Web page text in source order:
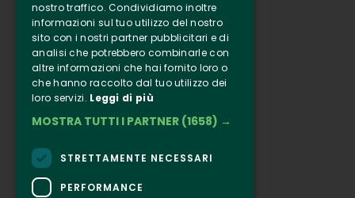
Clappit
Informazione
Seguici
Instagram
nostro traffico. Condividiamo inoltre
informazioni sul tuo utilizzo del nostro
sito con i nostri partner pubblicitari e di
analisi che potrebbero combinarle con
altre informazioni che hai fornito loro o
che hanno raccolto dal tuo utilizzo dei
loro servizi. Leggi di più
MOSTRA TUTTI I PARTNER (1658) →
STRETTAMENTE NECESSARI
PERFORMANCE